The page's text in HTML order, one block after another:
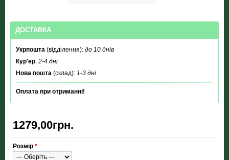
ДОСТАВКА
Укрпошта (відділення): до 10 днів
Кур'ер: 2-4 дні
Нова пошта (склад): 1-3 дні
Оплата при отриманні!
1279,00грн.
Розмір *